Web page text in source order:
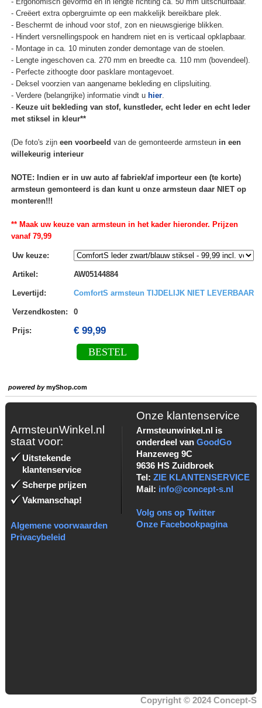
- Creëert extra opbergruimte op een makkelijk bereikbare plek.
- Beschermt de inhoud voor stof, zon en nieuwsgierige blikken.
- Hindert versnellingspook en handrem niet en is verticaal opklapbaar.
- Montage in ca. 10 minuten zonder demontage van de stoelen.
- Lengte ingeschoven ca. 270 mm en breedte ca. 110 mm (bovendeel).
- Perfecte zithoogte door pasklare montagevoet.
- Deksel voorzien van aangename bekleding en clipsluiting.
- Verdere (belangrijke) informatie vindt u hier.
- Keuze uit bekleding van stof, kunstleder, echt leder en echt leder
met stiksel in kleur**
(De foto's zijn een voorbeeld van de gemonteerde armsteun in een
willekeurig interieur
NOTE: Indien er in uw auto af fabriek/af importeur een (te korte)
armsteun gemonteerd is dan kunt u onze armsteun daar NIET op
monteren!!!
** Maak uw keuze van armsteun in het kader hieronder. Prijzen
vanaf 79,99
Uw keuze:
Artikel : AW05144884
Levertijd : ComfortS armsteun TIJDELIJK NIET LEVERBAAR
Verzendkosten: 0
Prijs: € 99,99
BESTEL
powered bymyShop.com
ArmsteunWinkel.nl
staat voor:
Uitstekende
klantenservice
Scherpe prijzen
Vakmanschap!
Algemene voorwaarden
Privacybeleid
Onze klantenservice
Armsteunwinkel.nl is
onderdeel van GoodGo
Hanzeweg 9C
9636 HS Zuidbroek
Tel: ZIE KLANTENSERVICE
Mail: info@concept-s.nl
Volg ons op Twitter
Onze Facebookpagina
Copyright © 2024 Concept-S